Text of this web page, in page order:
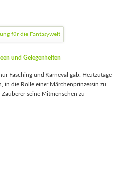
und Gelegenheiten
Fasching und Karneval gab. Heutzutage
in die Rolle einer Märchenprinzessin zu
seine Mitmenschen zu